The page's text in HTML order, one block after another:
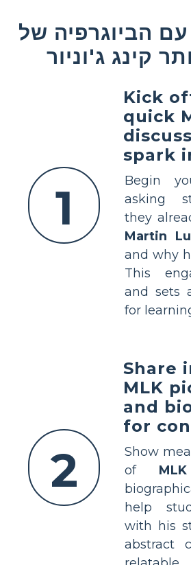
הביוגרפיה של
קינג ג'וניור
1
Kick
quick
spark
Begin
asking
they
Martin
and why
This
and sets
for
2
Share
MLK
and
for
Show
of MLK
help
with his
abstract